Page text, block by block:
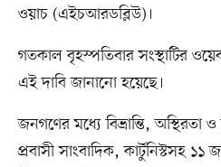
ওয়াচ (এইচআরডব্লিউ)।
গতকাল বৃহস্পতিবার সংস্থাটির
এই দাবি জানানো হয়েছে।
জনগণের মধ্যে বিভ্রান্তি, অস্থিরতা
প্রবাসী সাংবাদিক, কার্টুনিস্টসহ ১১